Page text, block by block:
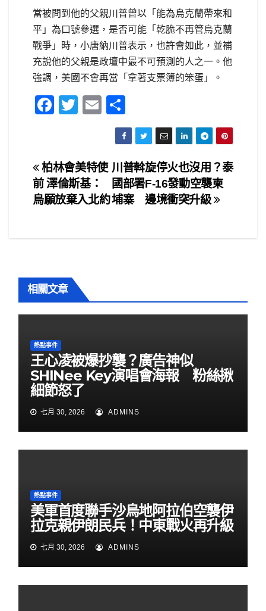
當被問到他的父親川普曾以「能為烏克蘭帶來和
平」為口號參選，是否可能「乾脆不再管烏克蘭
戰爭」時，小唐納川普表示，也許會如此，並補
充說他的父親是政壇中最不可預測的人之一。他
強調，美國不會再當「拿著支票簿的笨蛋」。
F
e
b
o
T
er
E
m
ail
h
ar
e
文
章
川普斡旋停火也沒用？泰
國部署F-16發動空襲柬
埔寨 邊境衝突升級
柏林會美特使
前 澤倫斯基：
烏願放棄入北約
相關文章
熱點事件
王心凌被爆抄襲？廣告神似
SHINee Key演唱會海報 粉絲揪
細節怒了
七月 30, 2026 ADMINS
熱點事件
美軍首度聯手沙烏地阿拉伯空襲伊
拉克親伊朗民兵！中東戰火再升級
七月 30, 2026 ADMINS